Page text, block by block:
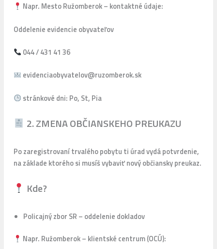
Napr. Mesto Ružomberok – kontaktné údaje:
Oddelenie evidencie obyvateľov
044 / 431 41 36
evidenciaobyvatelov@ruzomberok.sk
stránkové dni: Po, St, Pia
2. ZMENA OBČIANSKEHO PREUKAZU
Po zaregistrovaní trvalého pobytu ti úrad vydá potvrdenie,
na základe ktorého si musíš vybaviť nový občiansky preukaz.
Kde?
Policajný zbor SR – oddelenie dokladov
Napr. Ružomberok – klientské centrum (OCÚ):